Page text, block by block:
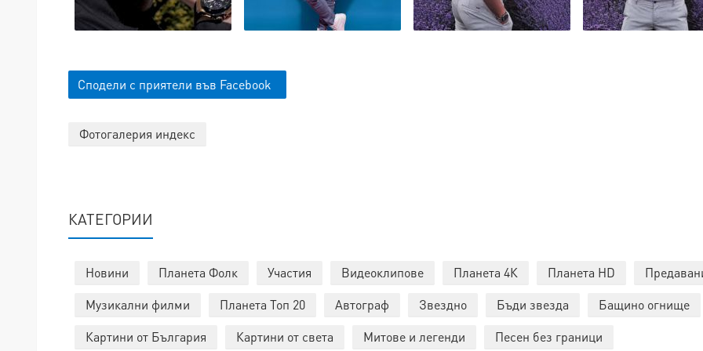
Сподели с приятели във Facebook
Фотогалерия индекс
КАТЕГОРИИ
Новини Планета Фолк Участия Видеоклипове Планета 4К Планета HD
Музикални филми
Планета Топ 20 Автограф Звездно Бъди звезда
Бащино огнище
Картини от България
Картини от света Митове и легенди Песен без граници